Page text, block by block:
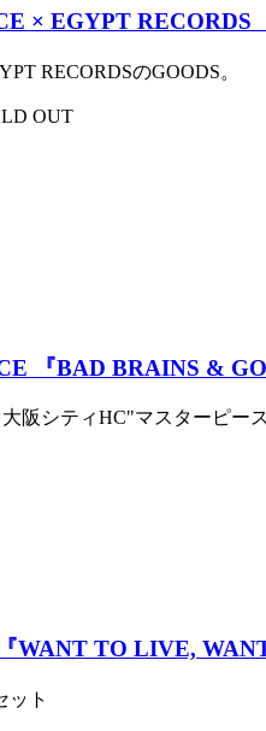
× EGYPT RECORDS
RECORDSのGOODS。
OUT
『BAD BRAINS &
阪シティHC"マスターピー
WANT TO LIVE,
ット